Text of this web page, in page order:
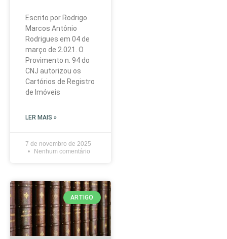
Escrito por Rodrigo
Marcos Antônio
Rodrigues em 04 de
março de 2.021. O
Provimento n. 94 do
CNJ autorizou os
Cartórios de Registro
de Imóveis
LER MAIS »
7 de novembro de 2025
Nenhum comentário
ARTIGO